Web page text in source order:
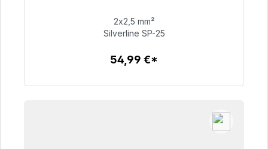
54,99 €
2x2,5 mm²
Silverline SP-25
54,99 €*